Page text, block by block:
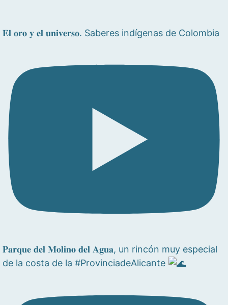
𝐄𝐥 𝐨𝐫𝐨 𝐲 𝐞𝐥 𝐮𝐧𝐢𝐯𝐞𝐫𝐬𝐨. Saberes indígenas de Colombia
𝐏𝐚𝐫𝐪𝐮𝐞 𝐝𝐞𝐥 𝐌𝐨𝐥𝐢𝐧𝐨 𝐝𝐞𝐥 𝐀𝐠𝐮𝐚, un rincón muy especial
de la costa de la #ProvinciadeAlicante